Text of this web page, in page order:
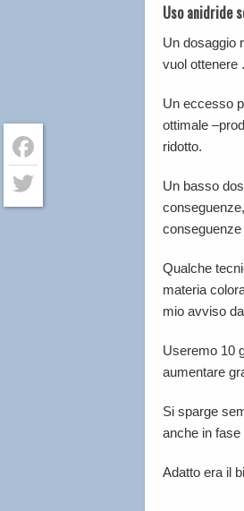
Uso anidride
Un dosaggio
vuol ottenere .
Un eccesso
ottimale
ridotto.
Un basso
Qualche
materia
mio avviso
Useremo 10
aumentare
Si sparge
anche in fase
Adatto era il
Facebook
Twitter